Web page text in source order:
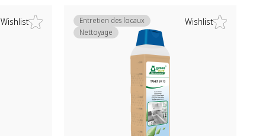
Wishlist Wishlist
Entretien des locaux
Nettoyage